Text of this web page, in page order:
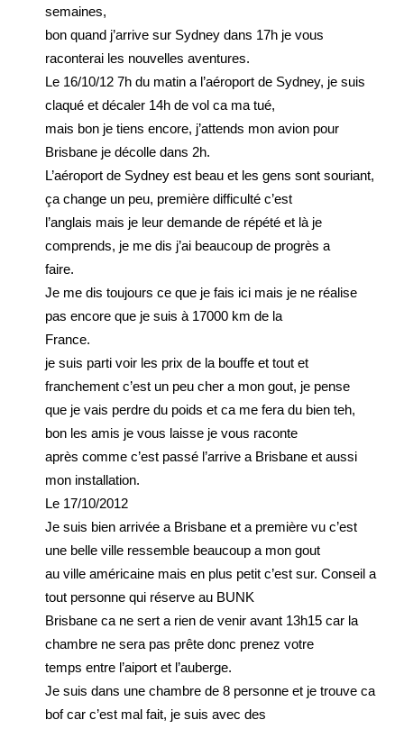
semaines,
bon quand j’arrive sur Sydney dans 17h je vous
raconterai les nouvelles aventures.
Le 16/10/12 7h du matin a l’aéroport de Sydney, je suis
claqué et décaler 14h de vol ca ma tué,
mais bon je tiens encore, j’attends mon avion pour
Brisbane je décolle dans 2h.
L’aéroport de Sydney est beau et les gens sont souriant,
ça change un peu, première difficulté c’est
l’anglais mais je leur demande de répété et là je
comprends, je me dis j’ai beaucoup de progrès a
faire.
Je me dis toujours ce que je fais ici mais je ne réalise
pas encore que je suis à 17000 km de la
France.
je suis parti voir les prix de la bouffe et tout et
franchement c’est un peu cher a mon gout, je pense
que je vais perdre du poids et ca me fera du bien teh,
bon les amis je vous laisse je vous raconte
après comme c’est passé l’arrive a Brisbane et aussi
mon installation.
Le 17/10/2012
Je suis bien arrivée a Brisbane et a première vu c’est
une belle ville ressemble beaucoup a mon gout
au ville américaine mais en plus petit c’est sur. Conseil a
tout personne qui réserve au BUNK
Brisbane ca ne sert a rien de venir avant 13h15 car la
chambre ne sera pas prête donc prenez votre
temps entre l’aiport et l’auberge.
Je suis dans une chambre de 8 personne et je trouve ca
bof car c’est mal fait, je suis avec des